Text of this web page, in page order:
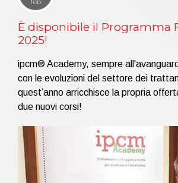
feb
È disponibile il Programma
2025!
ipcm® Academy, sempre
con le evoluzioni del settore dei
quest’anno arricchisce la propria
due nuovi corsi!